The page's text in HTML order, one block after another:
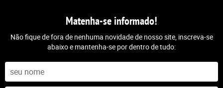
Matenha-se informado!
Não fique de fora de nenhuma novidade de nosso site, inscreva-se
abaixo e mantenha-se por dentro de tudo: